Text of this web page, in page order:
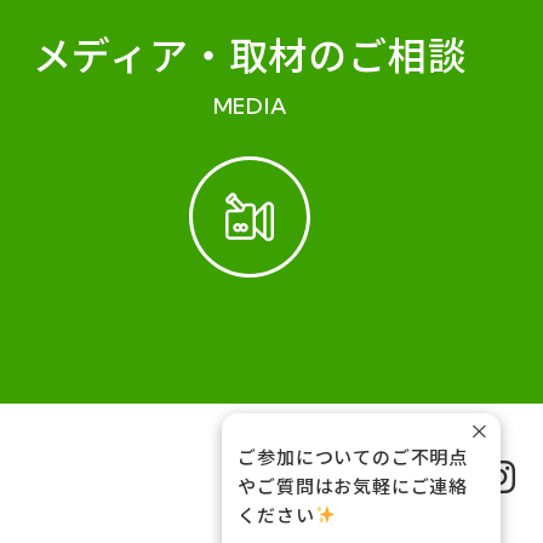
メディア・ 取材のご相談
MEDIA
FOLLOW US
ご参加についてのご不明点
やご質問はお気軽にご連絡
ください
×